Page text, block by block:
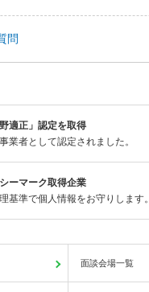
問
野適正」認定を取得
業者として認定されました。
ーマーク取得企業
基準で個人情報をお守りします。
面談会場一覧